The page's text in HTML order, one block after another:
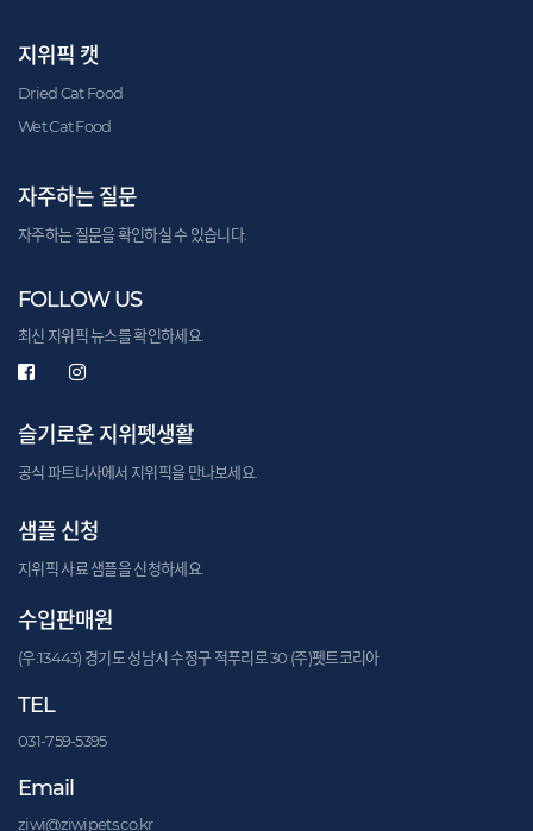
지위픽 캣
Dried Cat Food
Wet Cat Food
자주하는 질문
자주하는 질문을 확인하실 수 있습니다.
FOLLOW US
최신 지위픽 뉴스를 확인하세요.
슬기로운 지위펫생활
공식 파트너사에서 지위픽을 만나보세요.
샘플 신청
지위픽 사료 샘플을 신청하세요.
수입판매원
(우:13443) 경기도 성남시 수정구 적푸리로 30 (주)펫트코리아
TEL
031-759-5395
Email
ziwi@ziwipets.co.kr